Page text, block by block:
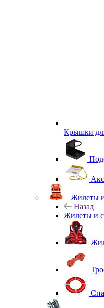
Крышки
Жилеты и
Назад
Жилеты и